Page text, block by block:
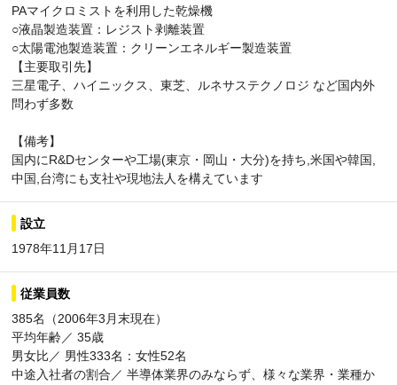
PAマイクロミストを利用した乾燥機
○液晶製造装置：レジスト剥離装置
○太陽電池製造装置：クリーンエネルギー製造装置
【主要取引先】
三星電子、ハイニックス、東芝、ルネサステクノロジ など国内外
問わず多数
【備考】
国内にR&Dセンターや工場(東京・岡山・大分)を持ち,米国や韓国,
中国,台湾にも支社や現地法人を構えています
設立
1978年11月17日
従業員数
385名（2006年3月末現在）
平均年齢／ 35歳
男女比／ 男性333名：女性52名
中途入社者の割合／ 半導体業界のみならず、様々な業界・業種か